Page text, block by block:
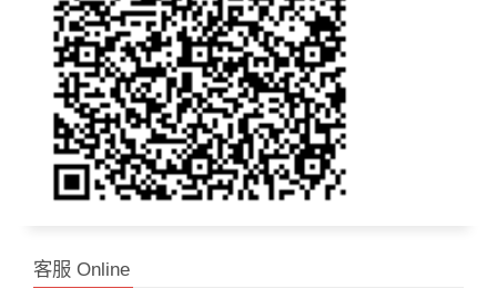
客服 Online